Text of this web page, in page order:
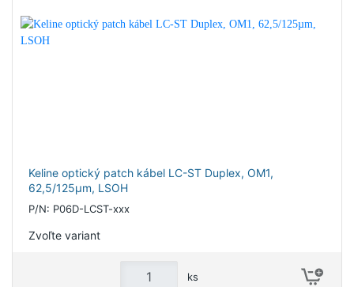
Keline optický patch kábel LC-ST Duplex, OM1,
62,5/125µm, LSOH
P/N: P06D-LCST-xxx
Zvoľte variant
ks